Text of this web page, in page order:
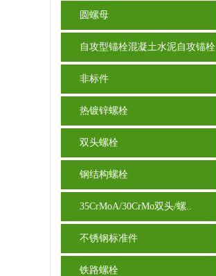
圆螺母
自攻型锚栓混凝土水泥自攻锚栓
非标件
热镀锌螺栓
双头螺栓
钢结构螺栓
35CrMoA/30CrMo双头/螺..
不锈钢标准件
铁路螺栓